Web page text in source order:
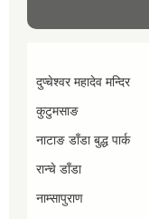
दुप्चेश्वर महादेव मन्दिर
कुटुमसाङ
नाटाङ डाँडा बुद्ध पार्क
रान्चे डाँडा
नाम्सापुराण